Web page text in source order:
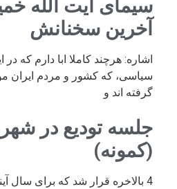
سیمای آیت الله
آخرین سخنانش
اشاره: هرچند کاملا ابا دارم که
سیاسی، که کشور و مردم ایران
گرفته اند و
جلسه تودیع در
(کمونه)
4 بالاخره قرار شد که برای سال